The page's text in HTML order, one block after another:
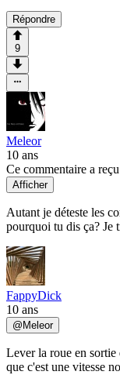
Répondre
9
Meleor
10 ans
Ce commentaire a
Afficher
Autant je déteste les
pourquoi tu dis ça? Je
FappyDick
10 ans
@ Meleor
Lever la roue en
que c'est une vitesse